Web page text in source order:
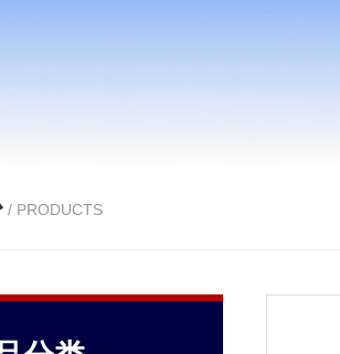
/ PRODUCTS